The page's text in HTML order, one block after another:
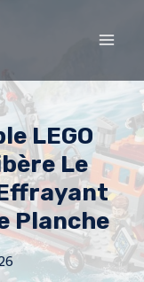
LEGO
Le
Planche